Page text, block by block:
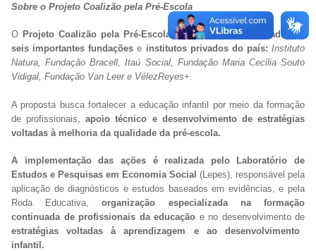
Sobre o Projeto Coalizão pela Pré-Escola
O Projeto Coalizão pela Pré-Escola é umainiciativa formada por
seis importantes fundações e institutos privados do país: Instituto
Natura, Fundação Bracell, Itaú Social, Fundação Maria Cecilia Souto
Vidigal, Fundação Van Leer e VélezReyes+.
A proposta busca fortalecer a educação infantil por meio da formação
de profissionais,apoio técnico e desenvolvimento de estratégias
voltadas à melhoria da qualidade da pré-escola.
A implementação das ações é realizada pelo Laboratório de
Estudos e Pesquisas em Economia Social (Lepes), responsável pela
aplicação de diagnósticos e estudos baseados em evidências, e pela
Roda Educativa,
organização especializada na formação
continuada de profissionais da educação e no desenvolvimento de
estratégias voltadas à aprendizagem e ao desenvolvimento
infantil.